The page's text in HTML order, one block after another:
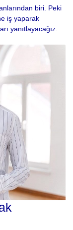
biri. Peki
iş yaparak
yanıtlayacağız.